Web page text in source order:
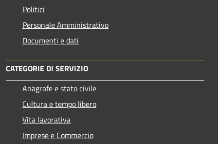
Politici
Personale Amministrativo
Documenti e dati
CATEGORIE DI SERVIZIO
Anagrafe e stato civile
Cultura e tempo libero
Vita lavorativa
Imprese e Commercio